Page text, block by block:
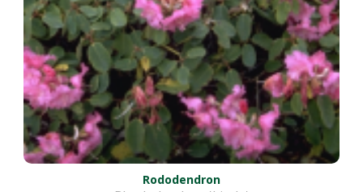
Rododendron